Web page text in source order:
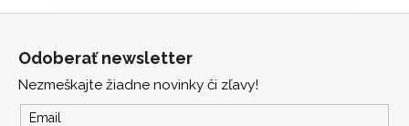
Odoberať newsletter
Nezmeškajte žiadne novinky či zľavy!
Email